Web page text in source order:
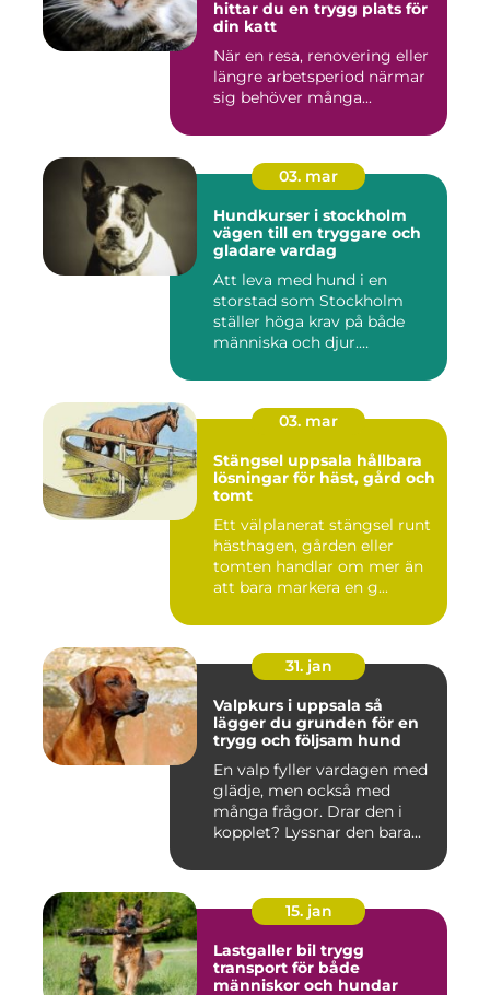
hittar du en trygg plats för
din katt
När en resa, renovering eller
längre arbetsperiod närmar
sig behöver många...
03. mar
Hundkurser i stockholm
vägen till en tryggare och
gladare vardag
Att leva med hund i en
storstad som Stockholm
ställer höga krav på både
människa och djur.
03. mar
Stängsel uppsala hållbara
lösningar för häst, gård och
tomt
Ett välplanerat stängsel runt
hästhagen, gården eller
tomten handlar om mer än
att bara markera en g...
31. jan
Valpkurs i uppsala så
lägger du grunden för en
trygg och följsam hund
En valp fyller vardagen med
glädje, men också med
många frågor. Drar den i
kopplet? Lyssnar den bara...
15. jan
Lastgaller bil trygg
transport för både
människor och hundar